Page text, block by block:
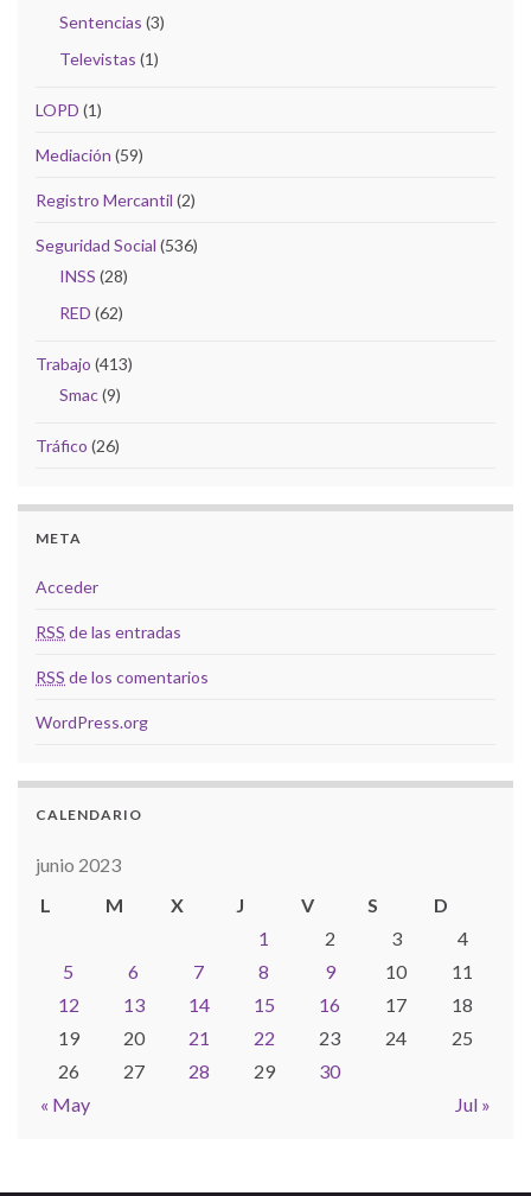
Sentencias (3)
Televistas (1)
LOPD (1)
Mediación (59)
Registro Mercantil (2)
Seguridad Social (536)
INSS (28)
RED (62)
Trabajo (413)
Smac(9)
Tráfico (26)
META
Acceder
RSS de las entradas
RSS de los comentarios
WordPress.org
CALENDARIO
junio 2023
L
M X J V S D
« May Jul »
1 2 3
4
5
6 7 8 9 10
11
12
13 14 15 16 17
18
19
20 21 22 23 24
25
26
27 28 29 30